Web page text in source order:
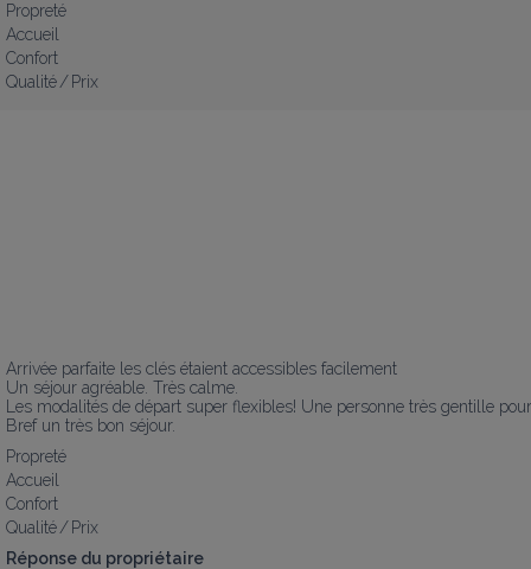
Propreté
Accueil
Confort
Qualité / Prix
Arrivée parfaite les clés étaient accessibles facilement
Un séjour agréable. Très calme.
Les modalités de départ super flexibles! Une personne très gentille
Bref un très bon séjour.
Propreté
Accueil
Confort
Qualité / Prix
Réponse du propriétaire